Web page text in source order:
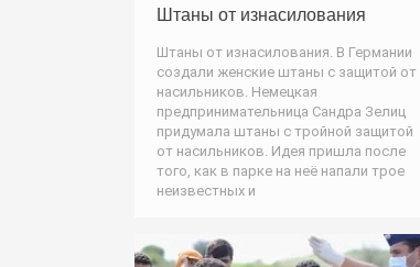
Штаны от изнасилования
Штаны от изнасилования. В Германии
создали женские штаны с защитой от
насильников. Немецкая
предпринимательница Сандра Зелиц
придумала штаны с тройной защитой
от насильников. Идея пришла после
того, как в парке на неё напали трое
неизвестных и